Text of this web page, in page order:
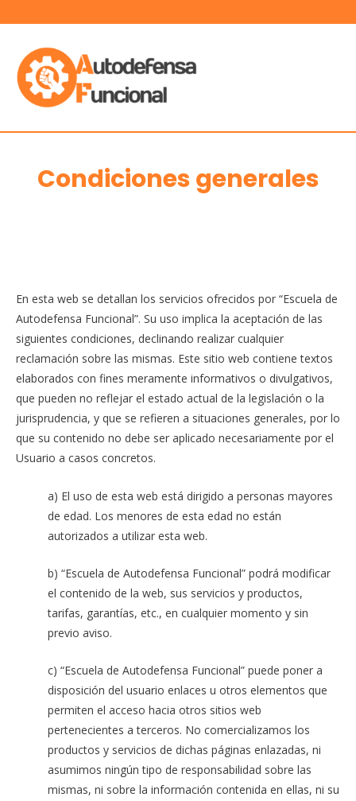
al
contenido
Condiciones generales
En esta web se detallan los servicios ofrecidos por “Escuela de
Autodefensa Funcional”. Su uso implica la aceptación de las
siguientes condiciones, declinando realizar cualquier
reclamación sobre las mismas. Este sitio web contiene textos
elaborados con fines meramente informativos o divulgativos,
que pueden no reflejar el estado actual de la legislación o la
jurisprudencia, y que se refieren a situaciones generales, por lo
que su contenido no debe ser aplicado necesariamente por el
Usuario a casos concretos.
a) El uso de esta web está dirigido a personas mayores
de edad. Los menores de esta edad no están
autorizados a utilizar esta web.
b) “Escuela de Autodefensa Funcional” podrá modificar
el contenido de la web, sus servicios y productos,
tarifas, garantías, etc., en cualquier momento y sin
previo aviso.
c) “Escuela de Autodefensa Funcional” puede poner a
disposición del usuario enlaces u otros elementos que
permiten el acceso hacia otros sitios web
pertenecientes a terceros. No comercializamos los
productos y servicios de dichas páginas enlazadas, ni
asumimos ningún tipo de responsabilidad sobre las
mismas, ni sobre la información contenida en ellas, ni su